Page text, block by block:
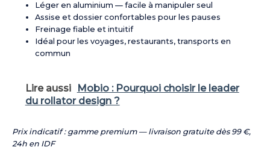
Léger en aluminium — facile à manipuler seul
Assise et dossier confortables pour les pauses
Freinage fiable et intuitif
Idéal pour les voyages, restaurants, transports en
commun
Lire aussi
Mobio : Pourquoi choisir le leader
du rollator design ?
Prix indicatif : gamme premium — livraison gratuite dès 99 €,
24h en IDF